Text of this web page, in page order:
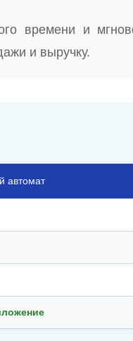
времени и
и выручку.
автомат